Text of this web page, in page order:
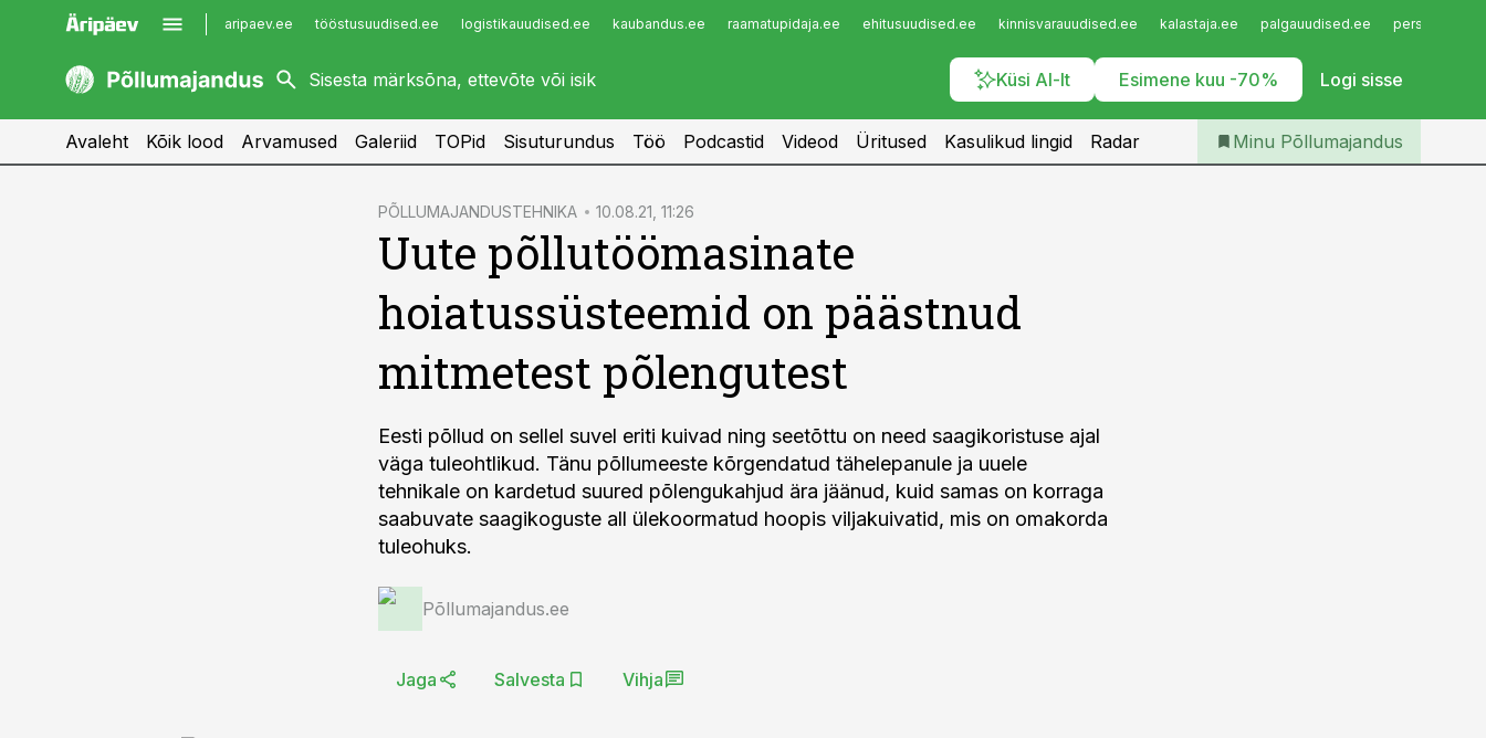
aripaev.ee tööstusuudised.ee logistikauudised.ee kaubandus.ee raamatupidaja.ee ehitusuudised.ee kinnisvarauudised.ee kalastaja.ee palgauudised.ee
Küsi AI-lt Esimene kuu -70% Logi sisse
kaubandus.ee
kinnisvarauudised.ee
imelineajalugu.ee
Infopank
Iseteenindus
Telli Põllumajandus
Avaleht Kõik lood Arvamused Galeriid TOPid Sisuturundus Töö Podcastid Videod Üritused Kasulikud lingid Radar Minu Põllumajandus
PÕLLUMAJANDUSTEHNIKA 10.08.21, 11:26
Uute põllutöömasinate
hoiatussüsteemid on päästnud
mitmetest põlengutest
Eesti põllud on sellel suvel eriti kuivad ning seetõttu on need saagikoristuse ajal
väga tuleohtlikud. Tänu põllumeeste kõrgendatud tähelepanule ja uuele
tehnikale on kardetud suured põlengukahjud ära jäänud, kuid samas on korraga
saabuvate saagikoguste all ülekoormatud hoopis viljakuivatid, mis on omakorda
tuleohuks.
Põllumajandus.ee
Jaga Salvesta Vihja